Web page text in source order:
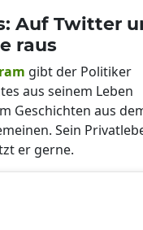
Auf Twitter
raus
gibt der Politiker
aus seinem Leben
Geschichten aus
Sein
er gerne.